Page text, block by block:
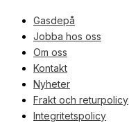
Gasdepå
Jobba hos oss
Om oss
Kontakt
Nyheter
Frakt och returpolicy
Integritetspolicy